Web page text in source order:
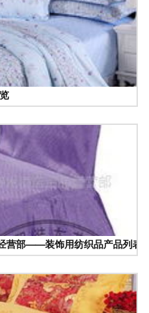
营部——装饰用纺织品产品列表